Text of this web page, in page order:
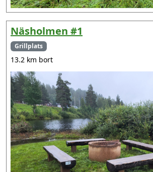
Näsholmen #1
Grillplats
13.2 km bort